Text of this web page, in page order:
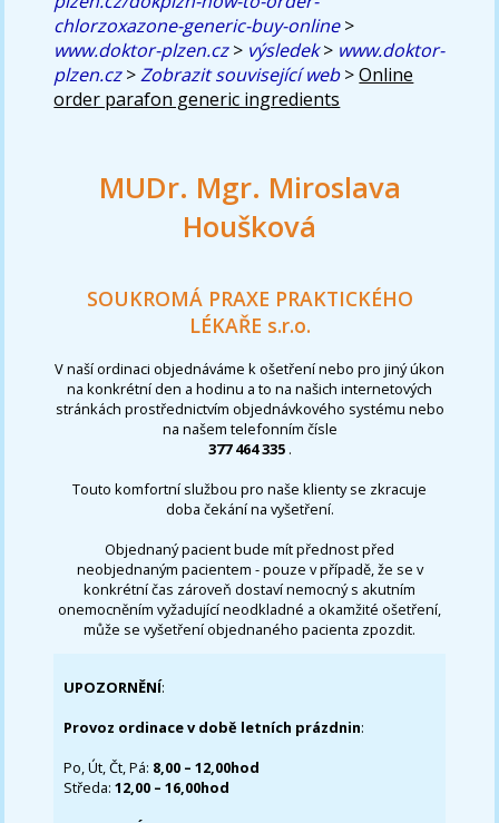
chlorzoxazone-generic-buy-online>
www.doktor-plzen.cz> výsledek> www.doktor-
plzen.cz>Zobrazit související web>Online
order parafon generic ingredients
MUDr. Mgr. Miroslava
Houšková
SOUKROMÁ PRAXE PRAKTICKÉHO
LÉKAŘE s.r.o.
V naší ordinaci objednáváme k ošetření nebo pro jiný úkon
na konkrétní den a hodinu a to na našich internetových
stránkách prostřednictvím objednávkového systému nebo
na našem telefonním čísle
377 464 335 .
Touto komfortní službou pro naše klienty se zkracuje
doba čekání na vyšetření.
Objednaný pacient bude mít přednost před
neobjednaným pacientem - pouze v případě, že se v
konkrétní čas zároveň dostaví nemocný s akutním
onemocněním vyžadující neodkladné a okamžité ošetření,
může se vyšetření objednaného pacienta zpozdit.
UPOZORNĚNÍ:
Provoz ordinace v době letních prázdnin:
Po, Út, Čt, Pá: 8,00 – 12,00hod
Středa:12,00 – 16,00hod